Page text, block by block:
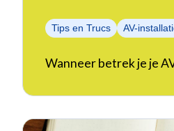
Tips en Trucs AV-
Wanneer betrek je je